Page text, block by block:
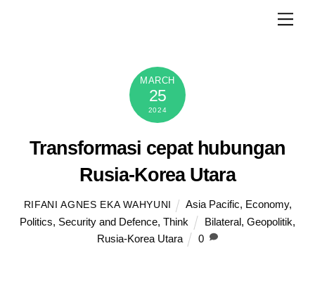
MARCH
25
2024
Transformasi cepat hubungan
Rusia-Korea Utara
RIFANI AGNES EKA WAHYUNI Asia Pacific, Economy,
Politics, Security and Defence,Think Bilateral, Geopolitik,
Rusia-Korea Utara
0